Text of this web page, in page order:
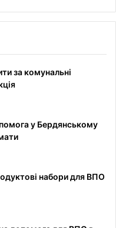
за комунальні
у Бердянському
набори для ВПО